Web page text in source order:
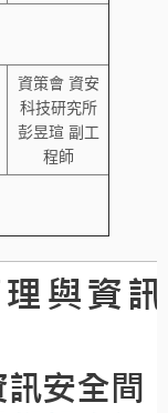
資策會 資安
科技研究所
彭昱瑄 副工
程師